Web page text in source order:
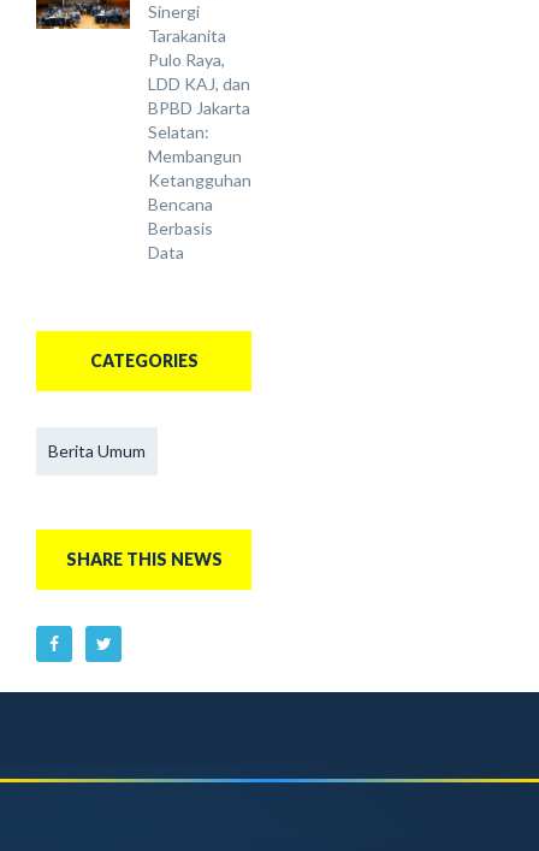
Sinergi
Tarakanita
Pulo Raya,
LDD KAJ, dan
BPBD Jakarta
Selatan:
Membangun
Ketangguhan
Bencana
Berbasis
Data
CATEGORIES
Berita Umum
SHARE THIS NEWS